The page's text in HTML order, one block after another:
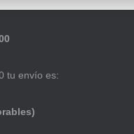
tu envío es: